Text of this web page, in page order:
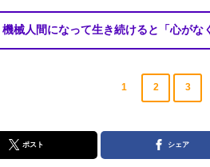
械人間になって生き続けると「心が
1 2 3
ポスト シェア